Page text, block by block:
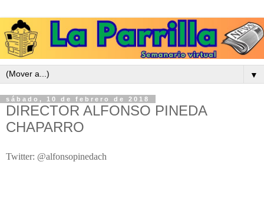
▼
sábado, 10 de febrero de 2018
DIRECTOR ALFONSO PINEDA
CHAPARRO
Twitter: @alfonsopinedach